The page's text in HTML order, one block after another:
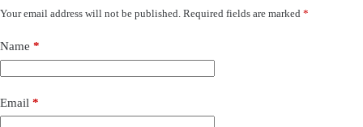
Your email address will not be published. Required fields are marked *
Name *
Email *